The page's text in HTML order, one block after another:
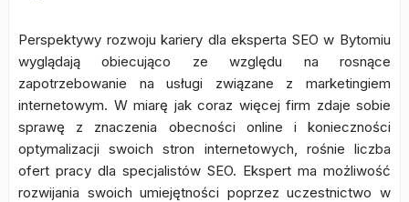
Perspektywy rozwoju kariery dla eksperta SEO w Bytomiu
wyglądają obiecująco ze względu na rosnące
zapotrzebowanie na usługi związane z marketingiem
internetowym. W miarę jak coraz więcej firm zdaje sobie
sprawę z znaczenia obecności online i konieczności
optymalizacji swoich stron internetowych, rośnie liczba
ofert pracy dla specjalistów SEO. Ekspert ma możliwość
rozwijania swoich umiejętności poprzez uczestnictwo w